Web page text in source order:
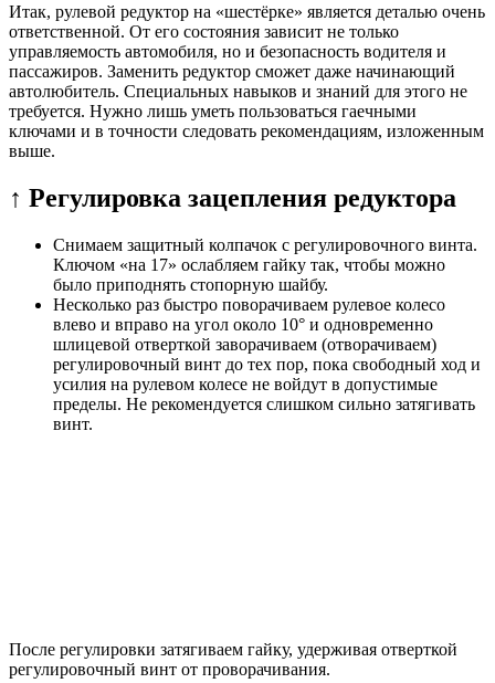
Итак, рулевой редуктор на «шестёрке» является деталью очень
ответственной. От его состояния зависит не только
управляемость автомобиля, но и безопасность водителя и
пассажиров. Заменить редуктор сможет даже начинающий
автолюбитель. Специальных навыков и знаний для этого не
требуется. Нужно лишь уметь пользоваться гаечными
ключами и в точности следовать рекомендациям, изложенным
выше.
↑ Регулировка зацепления редуктора
Снимаем защитный колпачок с регулировочного винта.
Ключом «на 17» ослабляем гайку так, чтобы можно
было приподнять стопорную шайбу.
Несколько раз быстро поворачиваем рулевое колесо
влево и вправо на угол около 10° и одновременно
шлицевой отверткой заворачиваем (отворачиваем)
регулировочный винт до тех пор, пока свободный ход и
усилия на рулевом колесе не войдут в допустимые
пределы. Не рекомендуется слишком сильно затягивать
винт.
После регулировки затягиваем гайку, удерживая отверткой
регулировочный винт от проворачивания.